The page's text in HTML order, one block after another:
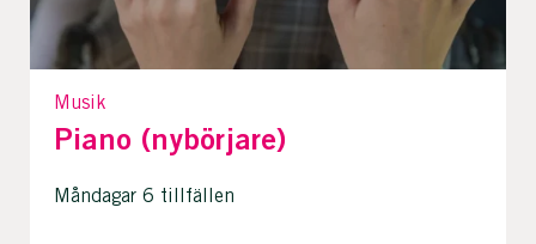
Musik
Piano (nybörjare)
Måndagar 6 tillfällen